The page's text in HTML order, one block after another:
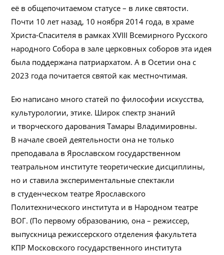
её в общепочитаемом статусе – в лике святости.
Почти 10 лет назад, 10 ноября 2014 года, в храме
Христа-Спасителя в рамках XVIII Всемирного Русского
народного Собора в зале церковных соборов эта идея
была поддержана патриархатом. А в Осетии она с
2023 года почитается святой как местночтимая.
Ею написано много статей по философии искусства,
культурологии, этике. Широк спектр знаний
и творческого дарования Тамары Владимировны.
В начале своей деятельности она не только
преподавала в Ярославском государственном
театральном институте теоретические дисциплины,
но и ставила экспериментальные спектакли
в студенческом театре Ярославского
Политехнического института и в Народном театре
ВОГ. (По первому образованию, она – режиссер,
выпускница режиссерского отделения факультета
КПР Московского государственного института